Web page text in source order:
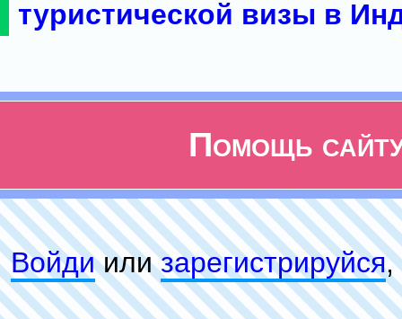
туристической визы в
Помощь
Войдиилизарeгиcтpируйся,